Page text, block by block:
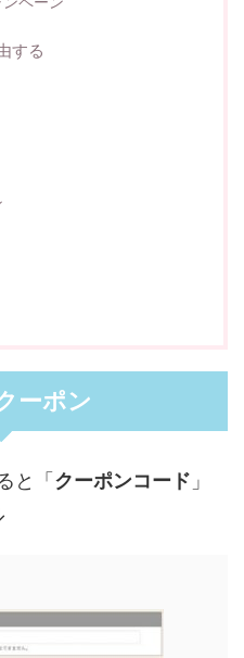
する
ーポン
と「クーポンコード 」